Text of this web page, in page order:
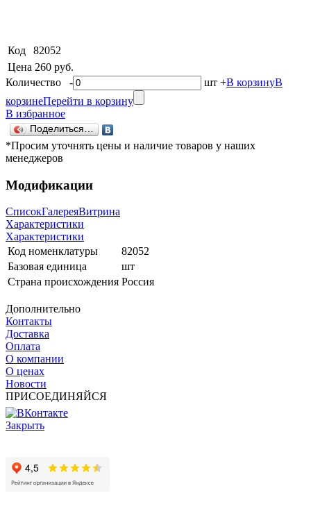
Код
82052
Цена 260 руб.
Количество - шт +В корзинуВ
корзинеПерейти в корзину
В избранное
Поделиться…
*Просим уточнять цены и наличие товаров у наших
менеджеров
Модификации
СписокГалереяВитрина
Характеристики
Характеристики
Код номенклатуры
82052
Базовая единица
шт
Страна происхождения Россия
Дополнительно
Контакты
Доставка
Оплата
О компании
О ценах
Новости
ПРИСОЕДИНЯЙСЯ
Закрыть